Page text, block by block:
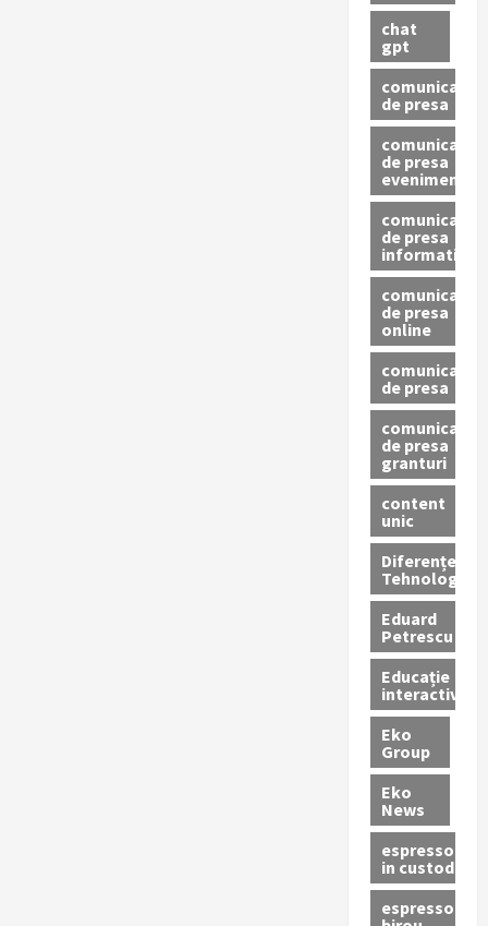
chat
gpt
comunicat
de presa
comunicat
de presa
eveniment
comunicat
de presa
informativ
comunicat
de presa
online
comunicate
de presa
comunicate
de presa
granturi
content
unic
Diferențe
Tehnologice
Eduard
Petrescu
Educație
interactivă
Eko
Group
Eko
News
espressoare
in custodie
espressor